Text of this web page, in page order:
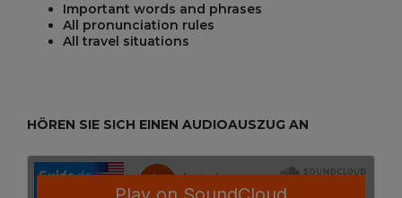
Important words and phrases
All pronunciation rules
All travel situations
HÖREN SIE SICH EINEN AUDIOAUSZUG AN